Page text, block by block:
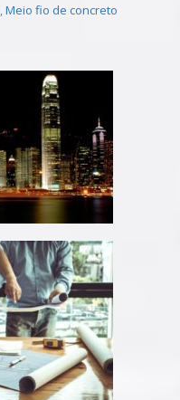
,Meio fio de concreto